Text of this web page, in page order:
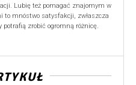
Lubię też pomagać znajomym w
to mnóstwo satysfakcji, zwłaszcza
zrobić ogromną różnicę.